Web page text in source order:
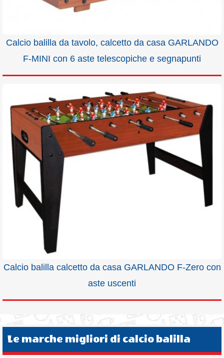
Calcio balilla da tavolo, calcetto da casa GARLANDO
F-MINI con 6 aste telescopiche e segnapunti
Calcio balilla calcetto da casa GARLANDO F-Zero con
aste uscenti
Le marche migliori di calcio balilla